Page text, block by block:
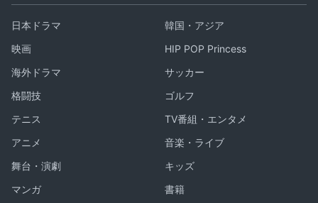
日本ドラマ
韓国・アジア
映画
HIP POP Princess
海外ドラマ
サッカー
格闘技
ゴルフ
テニス
TV番組・エンタメ
アニメ
音楽・ライブ
舞台・演劇
キッズ
マンガ
書籍